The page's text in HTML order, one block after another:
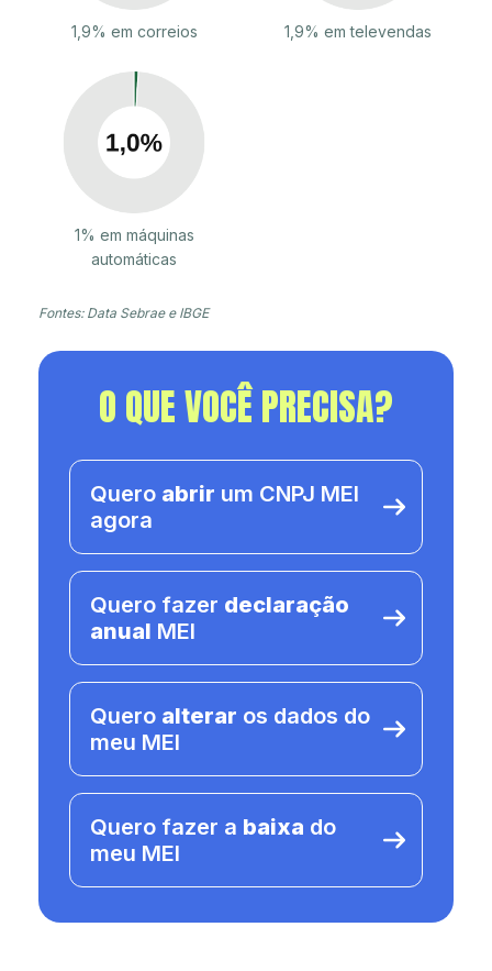
1,9% em correios 1,9% em televendas
1% em máquinas
automáticas
Fontes: Data Sebrae e IBGE
O QUE VOCÊ PRECISA?
Quero abrir um CNPJ MEI
agora
Quero fazer declaração
anual MEI
Quero alterar os dados do
meu MEI
Quero fazer a baixa do
meu MEI